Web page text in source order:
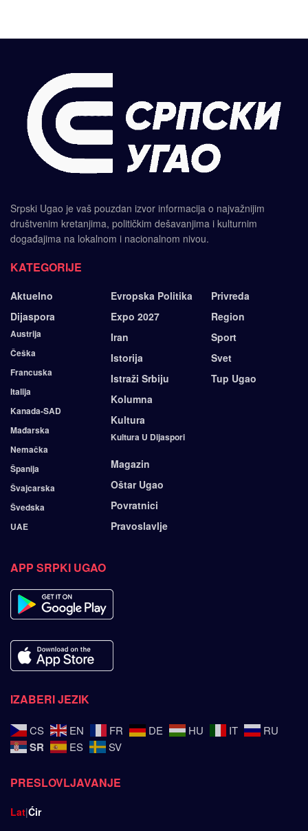
Srpski Ugao je vaš pouzdan izvor informacija o najvažnijim
društvenim kretanjima, političkim dešavanjima i kulturnim
događajima na lokalnom i nacionalnom nivou.
KATEGORIJE
Aktuelno
Dijaspora
Austrija
Češka
Francuska
Italija
Kanada-SAD
Mađarska
Nemačka
Španija
Švajcarska
Švedska
UAE
Evropska Politika
Expo 2027
Iran
Istorija
Istraži Srbiju
Kolumna
Kultura
Kultura U Dijaspori
Magazin
Oštar Ugao
Povratnici
Pravoslavlje
Privreda
Region
Sport
Svet
Tup Ugao
APP SRPKI UGAO
IZABERI JEZIK
CS EN FR DE HU IT RU
SR ES SV
PRESLOVLJAVANJE
Lat|Ćir